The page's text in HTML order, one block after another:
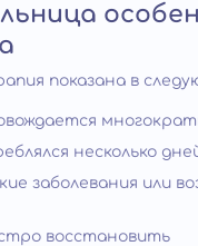
показана в
несколько
заболевания или
восстановить